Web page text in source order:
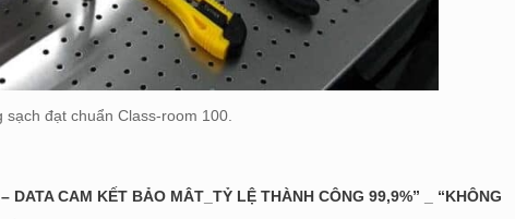
sạch đạt chuẩn Class-room 100.
DATA CAM KẾT BẢO MÂT_TỶ LỆ THÀNH CÔNG 99,9%” _ “KHÔNG